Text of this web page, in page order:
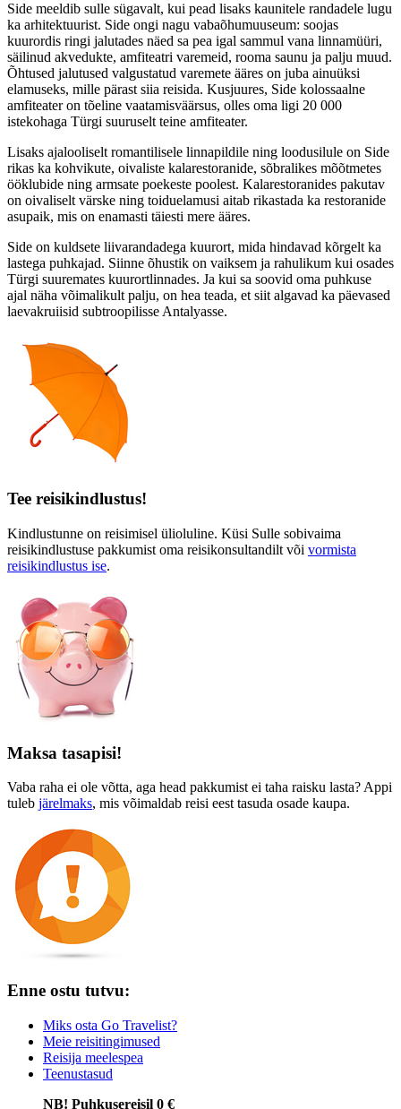
Side meeldib sulle sügavalt, kui pead lisaks kaunitele randadele lugu
ka arhitektuurist. Side ongi nagu vabaõhumuuseum: soojas
kuurordis ringi jalutades näed sa pea igal sammul vana linnamüüri,
säilinud akvedukte, amfiteatri varemeid, rooma saunu ja palju muud.
Õhtused jalutused valgustatud varemete ääres on juba ainuüksi
elamuseks, mille pärast siia reisida. Kusjuures, Side kolossaalne
amfiteater on tõeline vaatamisväärsus, olles oma ligi 20 000
istekohaga Türgi suuruselt teine amfiteater.
Lisaks ajalooliselt romantilisele linnapildile ning loodusilule on Side
rikas ka kohvikute, oivaliste kalarestoranide, sõbralikes mõõtmetes
ööklubide ning armsate poekeste poolest. Kalarestoranides pakutav
on oivaliselt värske ning toiduelamusi aitab rikastada ka restoranide
asupaik, mis on enamasti täiesti mere ääres.
Side on kuldsete liivarandadega kuurort, mida hindavad kõrgelt ka
lastega puhkajad. Siinne õhustik on vaiksem ja rahulikum kui osades
Türgi suuremates kuurortlinnades. Ja kui sa soovid oma puhkuse
ajal näha võimalikult palju, on hea teada, et siit algavad ka päevased
laevakruiisid subtroopilisse Antalyasse.
Tee reisikindlustus!
Kindlustunne on reisimisel ülioluline. Küsi Sulle sobivaima
reisikindlustuse pakkumist oma reisikonsultandilt või vormista
reisikindlustus ise.
Maksa tasapisi!
Vaba raha ei ole võtta, aga head pakkumist ei taha raisku lasta? Appi
tuleb järelmaks, mis võimaldab reisi eest tasuda osade kaupa.
Enne ostu tutvu:
Miks osta Go Travelist?
Meie reisitingimused
Reisija meelespea
Teenustasud
NB! Puhkusereisil 0 €